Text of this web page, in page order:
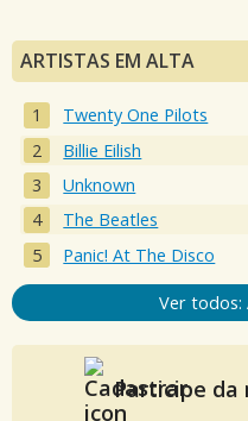
ARTISTAS EM ALTA
Twenty One Pilots
Billie Eilish
Unknown
The Beatles
Panic! At The Disco
Ver todos:
Participe da